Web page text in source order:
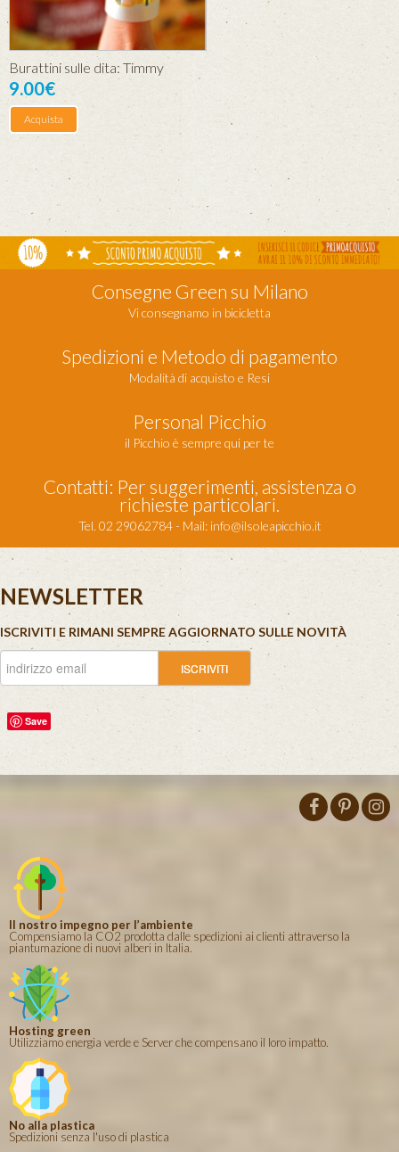
Burattini sulle dita: Timmy
9.00€
Acquista
Consegne Green su Milano
Vi consegnamo in bicicletta
Spedizioni e Metodo di pagamento
Modalità di acquisto e Resi
Personal Picchio
il Picchio è sempre qui per te
Contatti: Per suggerimenti, assistenza o
richieste particolari.
Tel. 02 29062784 - Mail: info@ilsoleapicchio.it
NEWSLETTER
ISCRIVITI E RIMANI SEMPRE AGGIORNATO SULLE NOVITÀ
Save
Il nostro impegno per l’ambiente
Compensiamo la CO2 prodotta dalle spedizioni ai clienti attraverso la
piantumazione di nuovi alberi in Italia.
Hosting green
Utilizziamo energia verde e Server che compensano il loro impatto.
No alla plastica
Spedizioni senza l'uso di plastica